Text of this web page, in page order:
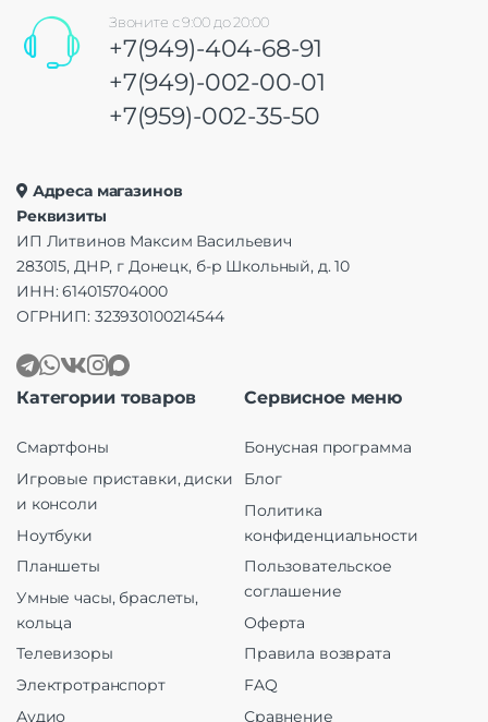
Звоните с 9:00 до 20:00
+7(949)-404-68-91
+7(949)-002-00-01
+7(959)-002-35-50
Адреса магазинов
Реквизиты
ИП Литвинов Максим Васильевич
283015, ДНР, г Донецк, б-р Школьный, д. 10
ИНН: 614015704000
ОГРНИП: 323930100214544
Категории товаров
Смартфоны
Игровые приставки, диски
и консоли
Ноутбуки
Планшеты
Умные часы, браслеты,
кольца
Телевизоры
Электротранспорт
Аудио
Сервисное меню
Бонусная программа
Блог
Политика
конфиденциальности
Пользовательское
соглашение
Оферта
Правила возврата
FAQ
Сравнение